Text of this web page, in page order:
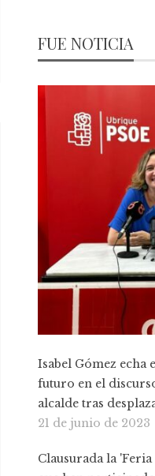
FUE NOTICIA
Isabel Gómez echa
futuro en el
alcalde tras
21 de junio de 2023
Clausurada la